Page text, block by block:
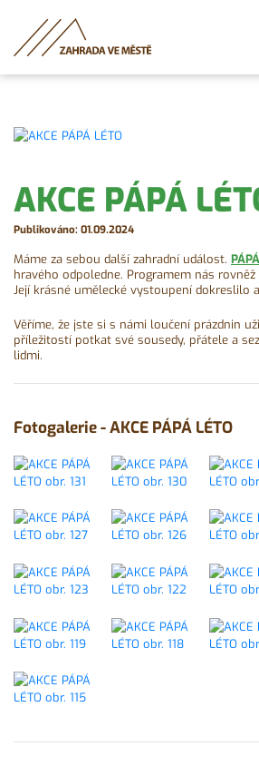
AKCE PÁPÁ
Publikováno: 01.09.2024
Máme za sebou další zahradní událost.
hravého odpoledne. Programem nás rovněž
Její krásné umělecké vystoupení dokreslilo
Věříme, že jste si s námi loučení prázdnin
příležitostí potkat své sousedy, přátele a
lidmi.
Fotogalerie - AKCE PÁPÁ LÉTO